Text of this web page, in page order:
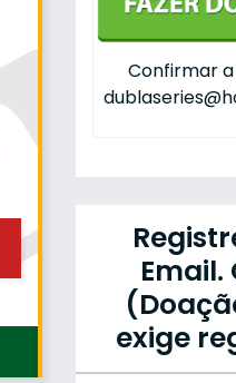
Confirmar
Email.
exige